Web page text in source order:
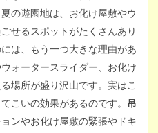
の遊園地は、お化け屋敷やウ
せるスポットがたくさんあり
は、もう一つ大きな理由があ
ォータースライダー、お化け
場所が盛り沢山です。実はこ
こいの効果があるのです。 吊
ンやお化け屋敷の緊張やドキ